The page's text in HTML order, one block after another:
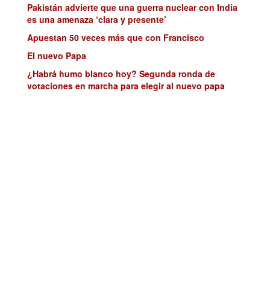
Pakistán advierte que una guerra nuclear con India
es una amenaza ‘clara y presente’
Apuestan 50 veces más que con Francisco
El nuevo Papa
¿Habrá humo blanco hoy? Segunda ronda de
votaciones en marcha para elegir al nuevo papa